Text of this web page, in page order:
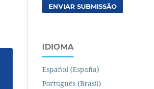
ENVIAR SUBMISSÃO
IDIOMA
Español (España)
Português (Brasil)